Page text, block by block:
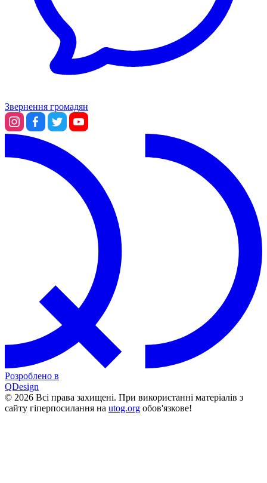
Звернення громадян
Розроблено в
QDesign
© 2026 Всі права захищені. При використанні матеріалів з
сайту гіперпосилання на utog.org обов'язкове!